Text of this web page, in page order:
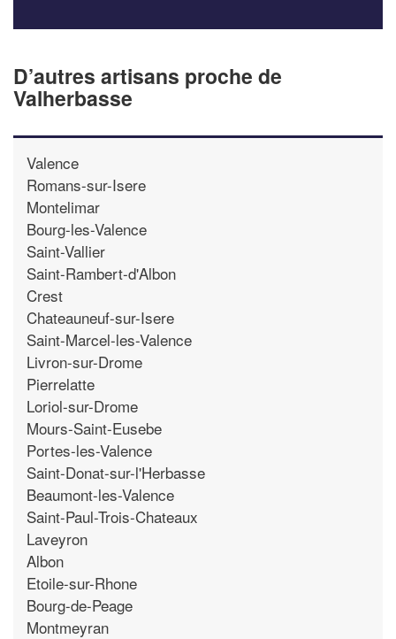
D’autres artisans proche de
Valherbasse
Valence
Romans-sur-Isere
Montelimar
Bourg-les-Valence
Saint-Vallier
Saint-Rambert-d'Albon
Crest
Chateauneuf-sur-Isere
Saint-Marcel-les-Valence
Livron-sur-Drome
Pierrelatte
Loriol-sur-Drome
Mours-Saint-Eusebe
Portes-les-Valence
Saint-Donat-sur-l'Herbasse
Beaumont-les-Valence
Saint-Paul-Trois-Chateaux
Laveyron
Albon
Etoile-sur-Rhone
Bourg-de-Peage
Montmeyran